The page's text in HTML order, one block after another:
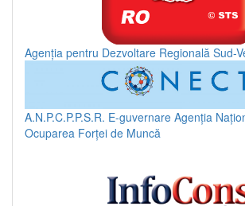
Agenția pentru Dezvoltare Regională Sud-
A.N.P.C.P.P.S.R. E-guvernare Agenția
Ocuparea Forței de Muncă